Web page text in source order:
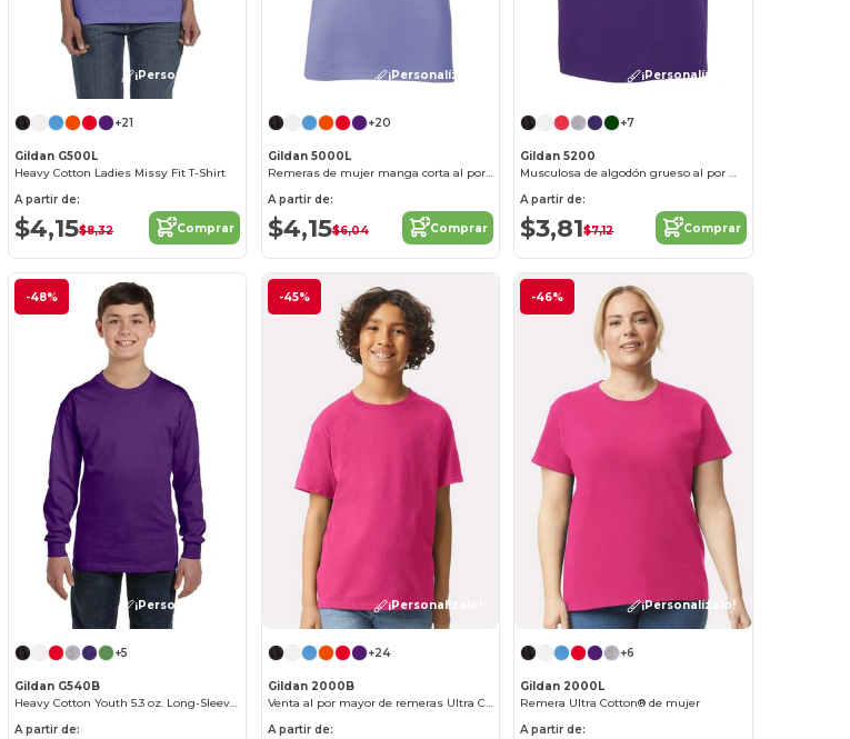
¡Personalízalo!
+21
Gildan G500L
Heavy Cotton Ladies Missy Fit T-Shirt
A partir de:
$4,15$8,32 Comprar
¡Personalízalo!
+20
Gildan 5000L
Remeras de mujer manga corta al por mayor
A partir de:
$4,15$6,04 Comprar
¡Personalízalo!
+7
Gildan 5200
Musculosa de algodón grueso al por mayor
A partir de:
$3,81$7,12 Comprar
-48%
¡Personalízalo!
+5
Gildan G540B
Heavy Cotton Youth 5.3 oz. Long-Sleeve T-Shirt
A partir de:
-45%
¡Personalízalo!
+24
Gildan 2000B
Venta al por mayor de remeras Ultra Cotton para niños
A partir de:
-46%
¡Personalízalo!
+6
Gildan 2000L
Remera Ultra Cotton® de mujer
A partir de: